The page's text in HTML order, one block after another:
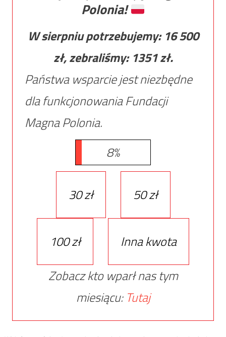
Polonia!
W sierpniu potrzebujemy: 16 500
zł, zebraliśmy: 1351zł.
Państwa wsparcie jest niezbędne
dla funkcjonowania Fundacji
Magna Polonia.
8%
30 zł 50 zł
100 zł
Inna kwota
Zobacz kto wparł nas tym
miesiącu: Tutaj